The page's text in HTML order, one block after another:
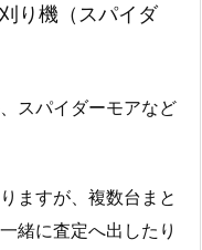
り機（スパイダ
スパイダーモアなど
ますが、複数台まと
緒に査定へ出したり